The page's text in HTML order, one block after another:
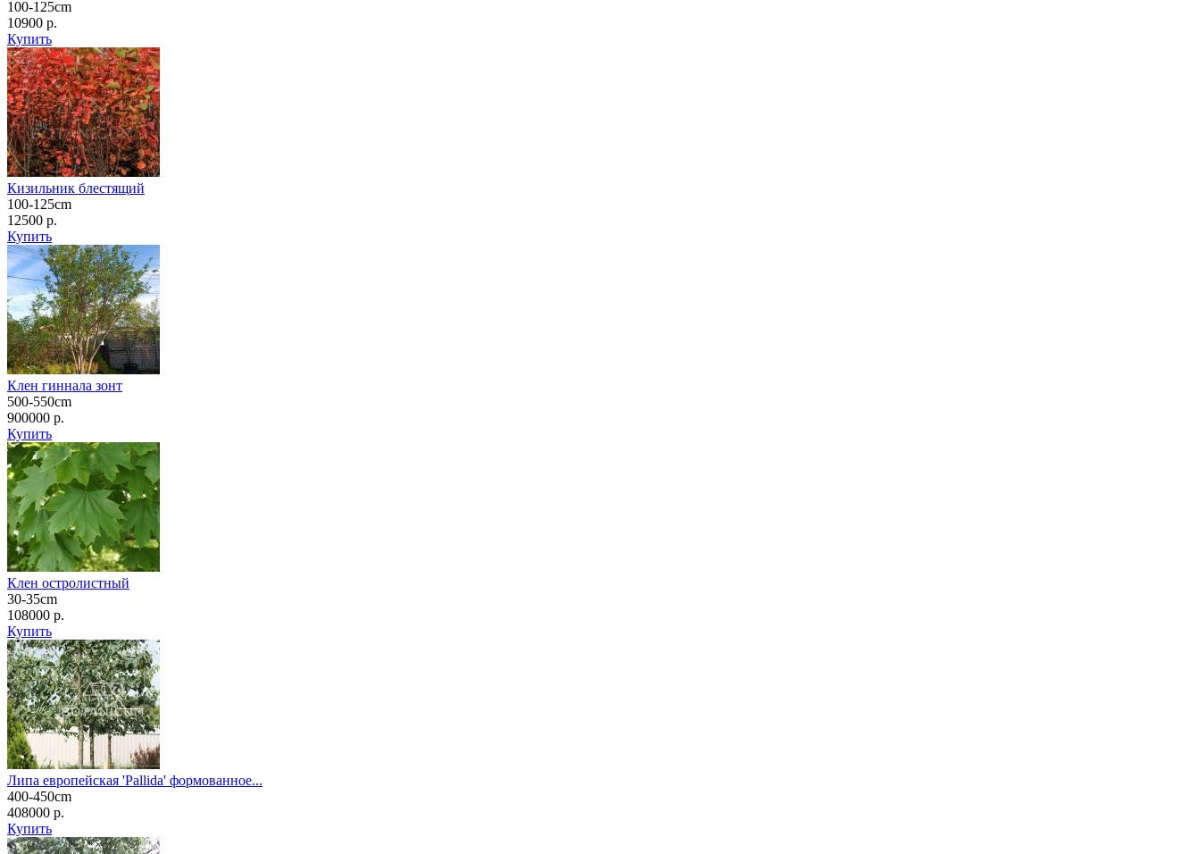
100-125cm
10900 р.
Купить
Кизильник блестящий
100-125cm
12500 р.
Купить
Клен гиннала зонт
500-550cm
900000 р.
Купить
Клен остролистный
30-35cm
108000 р.
Купить
Липа европейская 'Pallida' формованное...
400-450cm
408000 р.
Купить